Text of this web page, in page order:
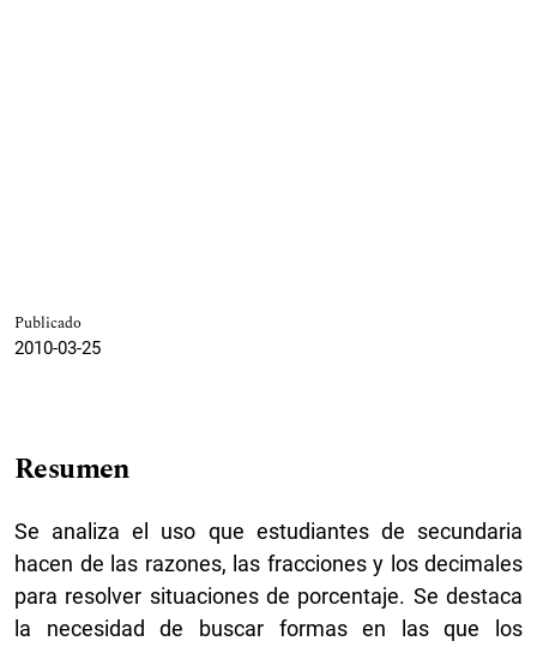
Publicado
2010-03-25
Resumen
Se analiza el uso que estudiantes de secundaria
hacen de las razones, las fracciones y los decimales
para resolver situaciones de porcentaje. Se destaca
la necesidad de buscar formas en las que los